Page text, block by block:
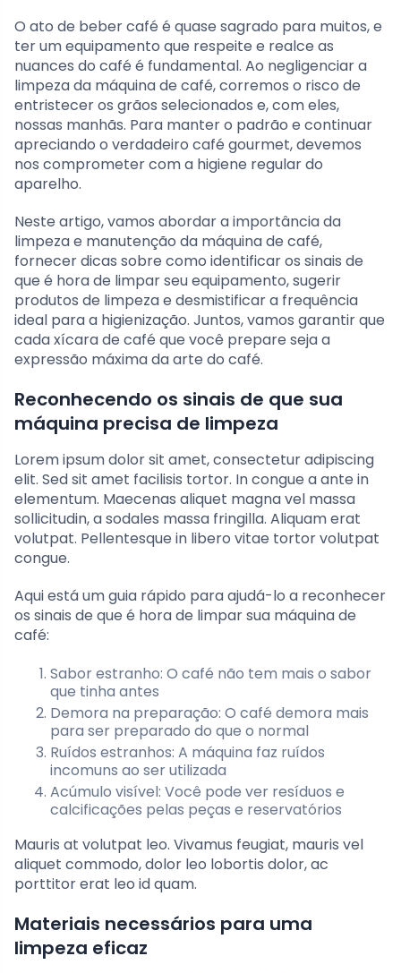
O ato de beber café é quase sagrado para muitos, e
ter um equipamento que respeite e realce as
nuances do café é fundamental. Ao negligenciar a
limpeza da máquina de café, corremos o risco de
entristecer os grãos selecionados e, com eles,
nossas manhãs. Para manter o padrão e continuar
apreciando o verdadeiro café gourmet, devemos
nos comprometer com a higiene regular do
aparelho.
Neste artigo, vamos abordar a importância da
limpeza e manutenção da máquina de café,
fornecer dicas sobre como identificar os sinais de
que é hora de limpar seu equipamento, sugerir
produtos de limpeza e desmistificar a frequência
ideal para a higienização. Juntos, vamos garantir que
cada xícara de café que você prepare seja a
expressão máxima da arte do café.
Reconhecendo os sinais de que sua
máquina precisa de limpeza
Lorem ipsum dolor sit amet, consectetur adipiscing
elit. Sed sit amet facilisis tortor. In congue a ante in
elementum. Maecenas aliquet magna vel massa
sollicitudin, a sodales massa fringilla. Aliquam erat
volutpat. Pellentesque in libero vitae tortor volutpat
congue.
Aqui está um guia rápido para ajudá-lo a reconhecer
os sinais de que é hora de limpar sua máquina de
café:
Sabor estranho: O café não tem mais o sabor
que tinha antes
Demora na preparação: O café demora mais
para ser preparado do que o normal
Ruídos estranhos: A máquina faz ruídos
incomuns ao ser utilizada
Acúmulo visível: Você pode ver resíduos e
calcificações pelas peças e reservatórios
Mauris at volutpat leo. Vivamus feugiat, mauris vel
aliquet commodo, dolor leo lobortis dolor, ac
porttitor erat leo id quam.
Materiais necessários para uma
limpeza eficaz